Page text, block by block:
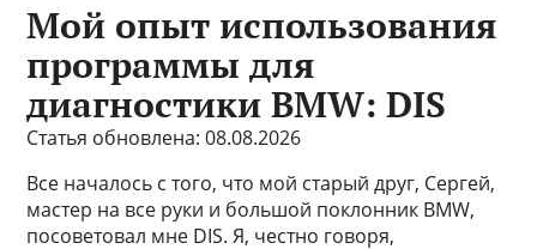
Мой опыт использования
программы для
диагностики BMW: DIS
Статья обновлена: 08.08.2026
Все началось с того, что мой старый друг, Сергей,
мастер на все руки и большой поклонник BMW,
посоветовал мне DIS. Я, честно говоря,